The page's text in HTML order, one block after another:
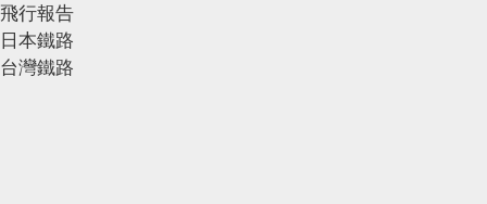
飛行報告
日本鐵路
台灣鐵路